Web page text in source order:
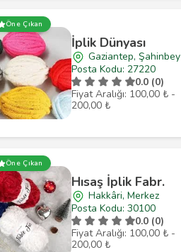
Öne Çıkan
İplik Dünyası
Gaziantep, Şahinbey
Posta Kodu: 27220
0.0 (0)
Fiyat Aralığı: 100,00 ₺ -
200,00 ₺
Öne Çıkan
Hısaş İplik Fabr.
Hakkâri, Merkez
Posta Kodu: 30100
0.0 (0)
Fiyat Aralığı: 100,00 ₺ -
200,00 ₺